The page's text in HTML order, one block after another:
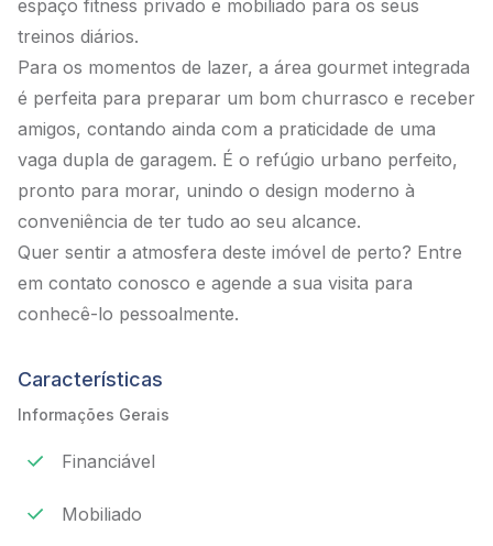
espaço fitness privado e mobiliado para os seus
treinos diários.
Para os momentos de lazer, a área gourmet integrada
é perfeita para preparar um bom churrasco e receber
amigos, contando ainda com a praticidade de uma
vaga dupla de garagem. É o refúgio urbano perfeito,
pronto para morar, unindo o design moderno à
conveniência de ter tudo ao seu alcance.
Quer sentir a atmosfera deste imóvel de perto? Entre
em contato conosco e agende a sua visita para
conhecê-lo pessoalmente.
Características
Informações Gerais
Financiável
Mobiliado